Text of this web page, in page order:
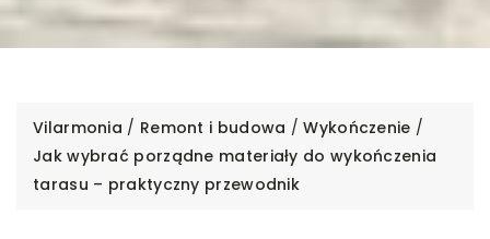
Vilarmonia / Remont i budowa /Wykończenie /
Jak wybrać porządne materiały do wykończenia
tarasu – praktyczny przewodnik